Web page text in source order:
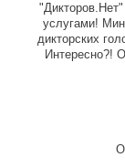
услугами!
дикторских
Интересно?!